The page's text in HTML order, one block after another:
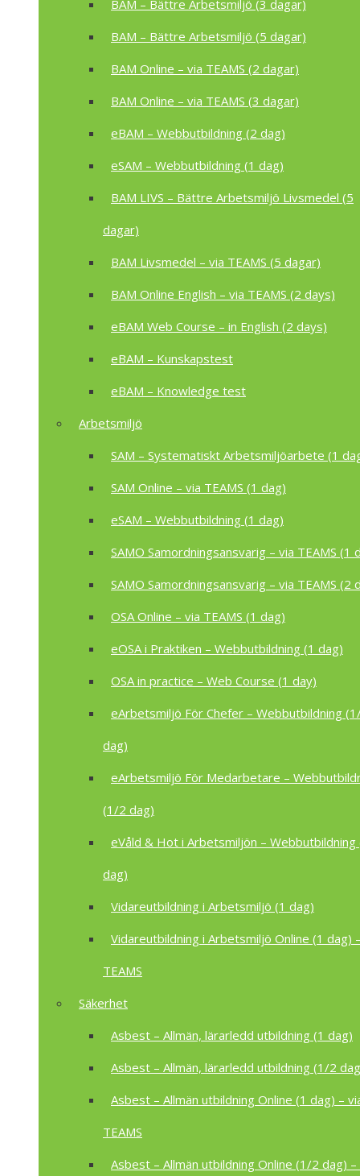
BAM – Bättre Arbetsmiljö (3 dagar)
BAM – Bättre Arbetsmiljö (5 dagar)
BAM Online – via TEAMS (2 dagar)
BAM Online – via TEAMS (3 dagar)
eBAM – Webbutbildning (2 dag)
eSAM – Webbutbildning (1 dag)
BAM LIVS – Bättre Arbetsmiljö Livsmedel (5
dagar)
BAM Livsmedel – via TEAMS (5 dagar)
BAM Online English – via TEAMS (2 days)
eBAM Web Course – in English (2 days)
eBAM – Kunskapstest
eBAM – Knowledge test
Arbetsmiljö
SAM – Systematiskt Arbetsmiljöarbete (1
SAM Online – via TEAMS (1 dag)
eSAM – Webbutbildning (1 dag)
SAMO Samordningsansvarig – via TEAMS (1
SAMO Samordningsansvarig – via TEAMS (2
OSA Online – via TEAMS (1 dag)
eOSA i Praktiken – Webbutbildning (1 dag)
OSA in practice – Web Course (1 day)
eArbetsmiljö För Chefer – Webbutbildning
dag)
eArbetsmiljö För Medarbetare –
(1/2 dag)
eVåld & Hot i Arbetsmiljön – Webbutbildning
dag)
Vidareutbildning i Arbetsmiljö (1 dag)
Vidareutbildning i Arbetsmiljö Online (1 dag)
TEAMS
Säkerhet
Asbest – Allmän, lärarledd utbildning (1 dag)
Asbest – Allmän, lärarledd utbildning (1/2
Asbest – Allmän utbildning Online (1 dag) –
TEAMS
Asbest – Allmän utbildning Online (1/2 dag) –